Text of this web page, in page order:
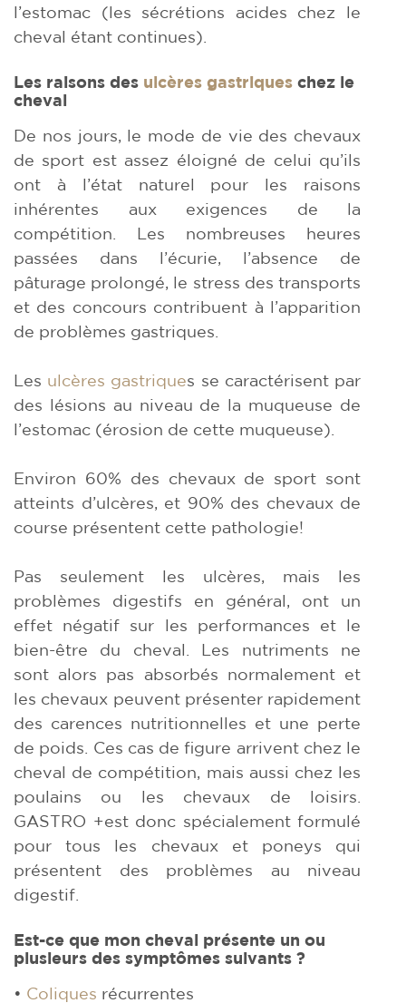
l’estomac (les sécrétions acides chez le
cheval étant continues).
Les raisons des ulcères gastriques chez le
cheval
De nos jours, le mode de vie des chevaux
de sport est assez éloigné de celui qu’ils
ont à l’état naturel pour les raisons
inhérentes aux exigences de la
compétition. Les nombreuses heures
passées dans l’écurie, l’absence de
pâturage prolongé, le stress des transports
et des concours contribuent à l’apparition
de problèmes gastriques.
Les ulcères gastriques se caractérisent par
des lésions au niveau de la muqueuse de
l’estomac (érosion de cette muqueuse).
Environ 60% des chevaux de sport sont
atteints d’ulcères, et 90% des chevaux de
course présentent cette pathologie!
Pas seulement les ulcères, mais les
problèmes digestifs en général, ont un
effet négatif sur les performances et le
bien-être du cheval. Les nutriments ne
sont alors pas absorbés normalement et
les chevaux peuvent présenter rapidement
des carences nutritionnelles et une perte
de poids. Ces cas de figure arrivent chez le
cheval de compétition, mais aussi chez les
poulains ou les chevaux de loisirs.
GASTRO +est donc spécialement formulé
pour tous les chevaux et poneys qui
présentent des problèmes au niveau
digestif.
Est-ce que mon cheval présente un ou
plusieurs des symptômes suivants ?
• Coliques récurrentes